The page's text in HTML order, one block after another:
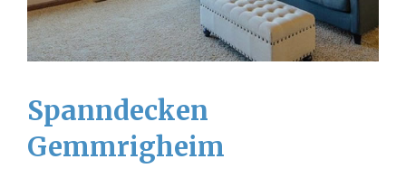
Spanndecken
Gemmrigheim